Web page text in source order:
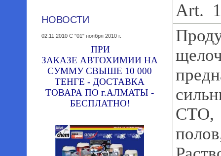
НОВОСТИ
02.11.2010 C "01" ноября 2010 г.
ПРИ
ЗАКАЗЕ АВТОХИМИИ НА
СУММУ СВЫШЕ 10 000
ТЕНГЕ - ДОСТАВКА
ТОВАРА ПО г.АЛМАТЫ -
БЕСПЛАТНО!
Art.